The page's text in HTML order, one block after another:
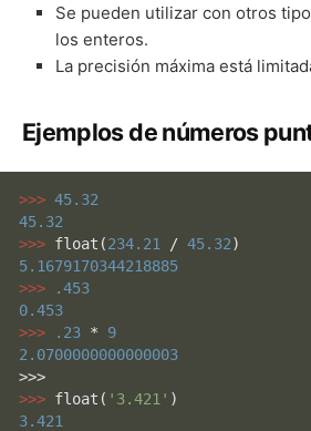
Se pueden utilizar con otros
los enteros.
La precisión máxima está
Ejemplos de números
>>> 45.32
45.32
>>> float (234.21 / 45.32
5.1679170344218885
>>>
.453
0.453
>>>
.23 * 9
2.0700000000000003
>>> float ( '3.421'
3.421